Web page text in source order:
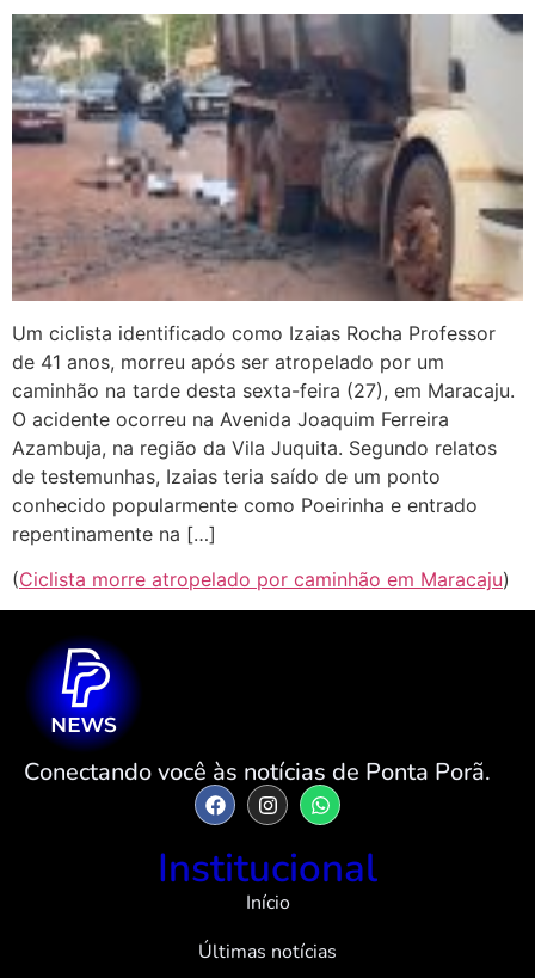
Um ciclista identificado como Izaias Rocha Professor
de 41 anos, morreu após ser atropelado por um
caminhão na tarde desta sexta-feira (27), em Maracaju.
O acidente ocorreu na Avenida Joaquim Ferreira
Azambuja, na região da Vila Juquita. Segundo relatos
de testemunhas, Izaias teria saído de um ponto
conhecido popularmente como Poeirinha e entrado
repentinamente na […]
(Ciclista morre atropelado por caminhão em Maracaju)
Conectando você às notícias de Ponta Porã.
Institucional
Início
Últimas notícias